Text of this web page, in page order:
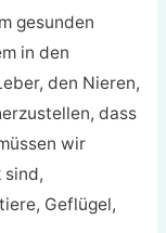
gesunden
in den
den Nieren,
dass
wir
sind,
Geflügel,